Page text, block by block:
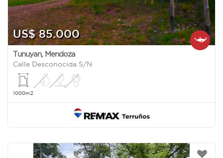
US$ 85.000
Tunuyan, Mendoza
Calle Desconocida S/N
1000m2